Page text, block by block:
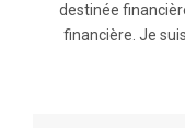
destinée
financière. Je